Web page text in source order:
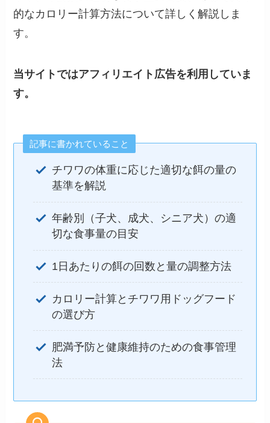
的なカロリー計算方法について詳しく解説しま
す。
当サイトではアフィリエイト広告を利用していま
す。
記事に書かれていること
チワワの体重に応じた適切な餌の量の
基準を解説
年齢別（子犬、成犬、シニア犬）の適
切な食事量の目安
1日あたりの餌の回数と量の調整方法
カロリー計算とチワワ用ドッグフード
の選び方
肥満予防と健康維持のための食事管理
法